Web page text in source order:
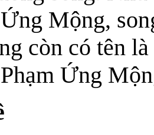
Mộng,
còn có tên
Ứng